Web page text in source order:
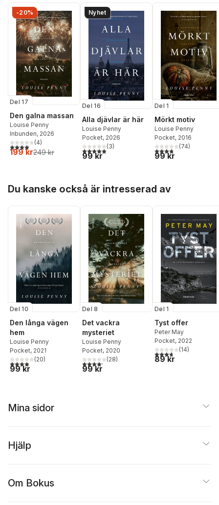
-20%
Del 17
Den galna massan
Louise Penny
Inbunden, 2026
4,0utav 5 stjärnor. Totalt antal röster:
(4)
199 kr249 kr
Nyhet
Del 16
Alla djävlar är här
Louise Penny
Pocket, 2026
5,0utav 5 stjärnor. Totalt antal röster:
(3)
99 kr
Del 1
Mörkt motiv
Louise Penny
Pocket, 2016
3,8utav 5 stjärnor.
(74)
99 kr
Du kanske också är intresserad av
Del 10
Den långa vägen
hem
Louise Penny
Pocket, 2021
3,9utav 5 stjärnor. Totalt antal röster:
(20)
99 kr
Del 8
Det vackra
mysteriet
Louise Penny
Pocket, 2020
4,2utav 5 stjärnor. Totalt antal röster:
(28)
99 kr
Del 1
Tyst offer
Peter May
Pocket, 2022
3,7utav 5 stjärnor.
(14)
89 kr
Mina sidor
Hjälp
Om Bokus